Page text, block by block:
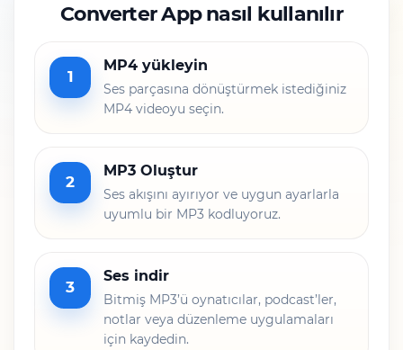
Converter App nasıl kullanılır
1
MP4 yükleyin
Ses parçasına dönüştürmek istediğiniz
MP4 videoyu seçin.
2
MP3 Oluştur
Ses akışını ayırıyor ve uygun ayarlarla
uyumlu bir MP3 kodluyoruz.
3
Ses indir
Bitmiş MP3’ü oynatıcılar, podcast’ler,
notlar veya düzenleme uygulamaları
için kaydedin.